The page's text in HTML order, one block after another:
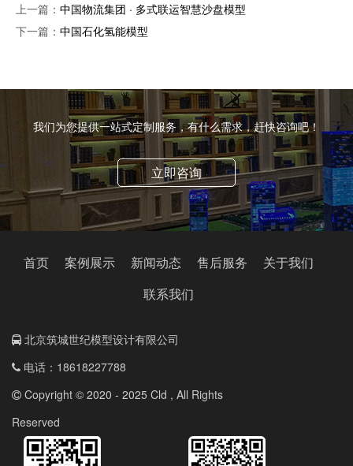
上一篇： 中国物流集团 · 多式联运智慧沙盘模型
下一篇： 中国石化氢能模型
我们为您提供一站式定制服务，有什么需求，赶快咨询吧！
立即咨询
首页 案例展示 新闻动态 售后服务
关于我们
联系我们
北京筑城世纪模型设计有限公司
电话：18618227788
Copyright © 2020 - 2025 Cld , All Rights
Reserved